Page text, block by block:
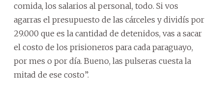
comida, los salarios al personal, todo. Si vos
agarras el presupuesto de las cárceles y dividís por
29.000 que es la cantidad de detenidos, vas a sacar
el costo de los prisioneros para cada paraguayo,
por mes o por día. Bueno, las pulseras cuesta la
mitad de ese costo”.